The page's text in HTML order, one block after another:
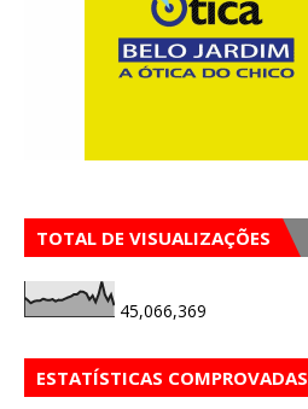
TOTAL DE VISUALIZAÇÕES
45,066,369
ESTATÍSTICAS COMPROVADAS